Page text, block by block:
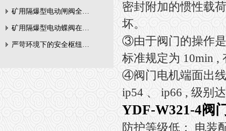
矿用隔爆型电动闸阀全周期维护与故障排查要点
矿用隔爆型电动蝶阀在瓦斯管道控制中的防爆设计与安全标准解析
严苛环境下的安全枢纽：矿用隔爆型电动闸阀的技术剖析
密封附加的惯性载
坏。
③由于阀门的操作
标准规定为 10min ,
④阀门电机端面出
ip54 、 ip66 , 级别
YDF-W321-4阀
防护等级低： 电装